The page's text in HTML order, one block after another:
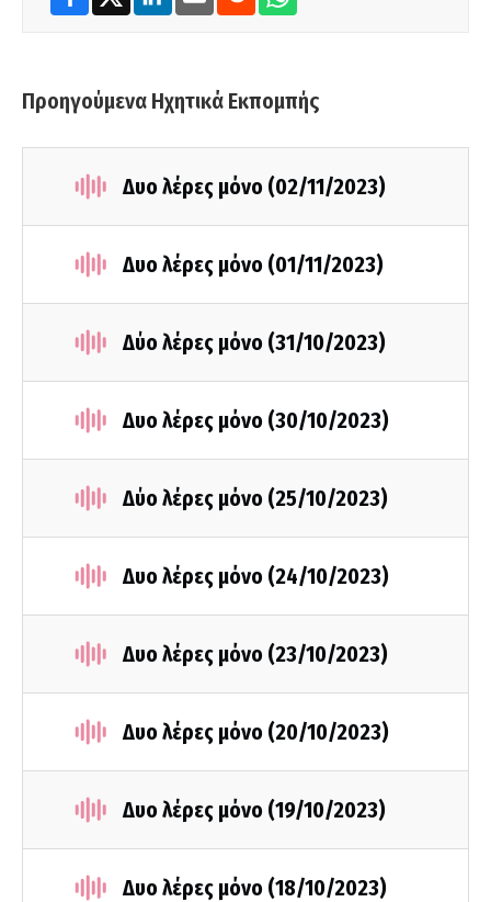
Προηγούμενα Ηχητικά Εκπομπής
Δυο λέρες μόνο (02/11/2023)
Δυο λέρες μόνο (01/11/2023)
Δύο λέρες μόνο (31/10/2023)
Δυο λέρες μόνο (30/10/2023)
Δύο λέρες μόνο (25/10/2023)
Δυο λέρες μόνο (24/10/2023)
Δυο λέρες μόνο (23/10/2023)
Δυο λέρες μόνο (20/10/2023)
Δυο λέρες μόνο (19/10/2023)
Δυο λέρες μόνο (18/10/2023)